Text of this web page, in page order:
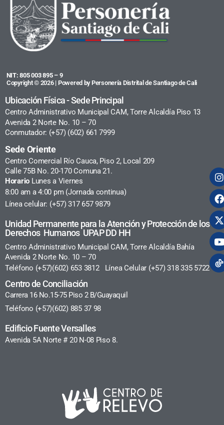
NIT: 805 003 895 – 9
Copyright © 2026 | Powered by Personería Distrital de Santiago de Cali
Ubicación Física - Sede Principal
Centro Administrativo Municipal CAM, Torre Alcaldía Piso 13
Avenida 2 Norte No. 10 – 70
Conmutador: (+57) (602) 661 7999
Sede Oriente
Centro Comercial Río Cauca, Piso 2, Local 209
Calle 75B No. 20-170 Comuna 21.
Horario Lunes a Viernes
8:00 am a 4:00 pm (Jornada continua)
Línea celular: (+57) 317 657 9879
Unidad Permanente para la Atención y Protección de los
Derechos Humanos UPAP DD HH
Centro Administrativo Municipal CAM, Torre Alcaldía Bahía
Avenida 2 Norte No. 10 – 70
Teléfono (+57)(602) 653 3812 Línea Celular (+57) 318 335 5722
Centro de Conciliación
Carrera 16 No.15-75 Piso 2 B/Guayaquil
Teléfono (+57)(602) 885 37 98
Edificio Fuente Versalles
Avenida 5A Norte # 20 N-08 Piso 8.